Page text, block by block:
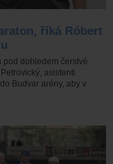
říká Róbert
pod dohledem čerstvě
asistenti
Budvar arény, aby v